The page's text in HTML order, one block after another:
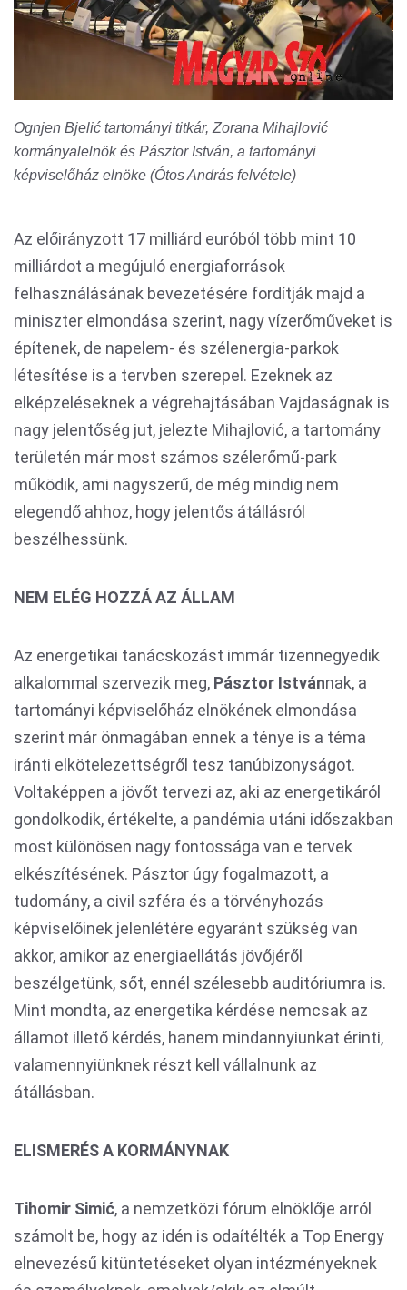
Ognjen Bjelić tartományi titkár, Zorana Mihajlović
kormányalelnök és Pásztor István, a tartományi
képviselőház elnöke (Ótos András felvétele)
Az előirányzott 17 milliárd euróból több mint 10
milliárdot a megújuló energiaforrások
felhasználásának bevezetésére fordítják majd a
miniszter elmondása szerint, nagy vízerőműveket is
építenek, de napelem- és szélenergia-parkok
létesítése is a tervben szerepel. Ezeknek az
elképzeléseknek a végrehajtásában Vajdaságnak is
nagy jelentőség jut, jelezte Mihajlović, a tartomány
területén már most számos szélerőmű-park
működik, ami nagyszerű, de még mindig nem
elegendő ahhoz, hogy jelentős átállásról
beszélhessünk.
NEM ELÉG HOZZÁ AZ ÁLLAM
Az energetikai tanácskozást immár tizennegyedik
alkalommal szervezik meg, Pásztor Istvánnak, a
tartományi képviselőház elnökének elmondása
szerint már önmagában ennek a ténye is a téma
iránti elkötelezettségről tesz tanúbizonyságot.
Voltaképpen a jövőt tervezi az, aki az energetikáról
gondolkodik, értékelte, a pandémia utáni időszakban
most különösen nagy fontossága van e tervek
elkészítésének. Pásztor úgy fogalmazott, a
tudomány, a civil szféra és a törvényhozás
képviselőinek jelenlétére egyaránt szükség van
akkor, amikor az energiaellátás jövőjéről
beszélgetünk, sőt, ennél szélesebb auditóriumra is.
Mint mondta, az energetika kérdése nemcsak az
államot illető kérdés, hanem mindannyiunkat érinti,
valamennyiünknek részt kell vállalnunk az
átállásban.
ELISMERÉS A KORMÁNYNAK
Tihomir Simić, a nemzetközi fórum elnöklője arról
számolt be, hogy az idén is odaítélték a Top Energy
elnevezésű kitüntetéseket olyan intézményeknek